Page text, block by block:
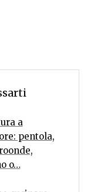
a
pentola,
o…